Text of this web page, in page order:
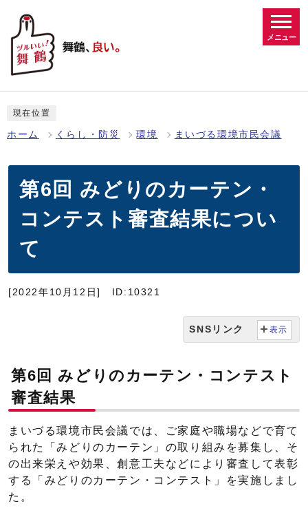
メニュー
現在位置
ホーム くらし・防災 環境 まいづる環境市民会議
第6回 みどりのカーテン・
コンテスト審査結果につい
て
[2022年10月12日] ID:10321
SNSリンク 表示
第6回 みどりのカーテン・コンテスト
審査結果
まいづる環境市民会議では、ご家庭や職場などで育て
られた「みどりのカーテン」の取り組みを募集し、そ
の出来栄えや効果、創意工夫などにより審査して表彰
する「みどりのカーテン・コンテスト」を実施しまし
た。